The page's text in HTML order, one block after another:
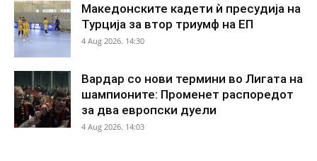
Македонските кадети ѝ пресудија на
Турција за втор триумф на ЕП
4 Aug 2026. 14:30
Вардар со нови термини во Лигата на
шампионите: Променет распоредот
за два европски дуели
4 Aug 2026. 14:03